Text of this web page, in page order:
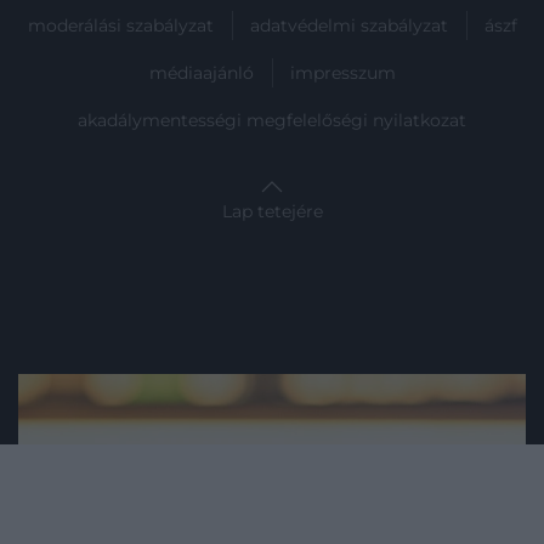
moderálási szabályzat adatvédelmi szabályzat ászf
médiaajánló impresszum
akadálymentességi megfelelőségi nyilatkozat
Lap tetejére